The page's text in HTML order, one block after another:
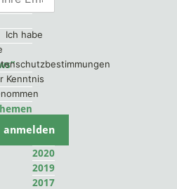
2022
2020
2019
2017
Ich habe
Kenntnis